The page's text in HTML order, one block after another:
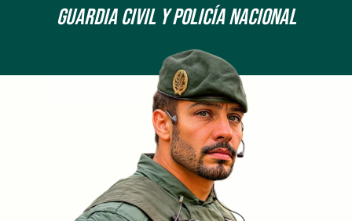
Guardia Civil y Policía Nacional